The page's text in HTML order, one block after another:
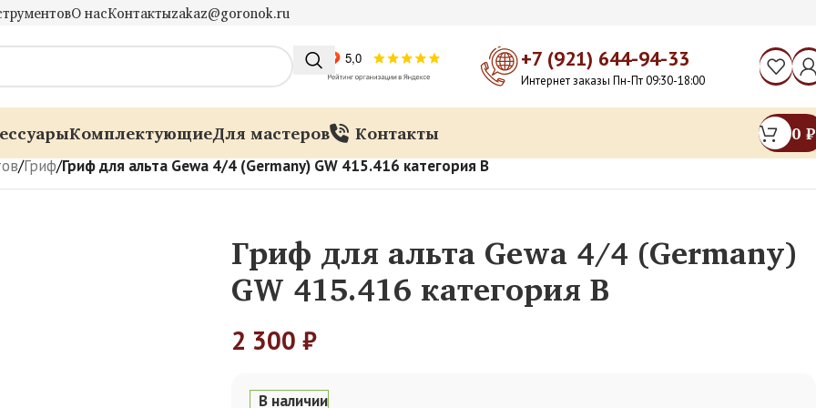
О насКонтактыzakaz@goronok.ru
+7 (921) 644-94-33
Интернет заказы Пн-Пт 09:30-18:00
КомплектующиеДля мастеров Контакты 0 ₽
/Гриф/Гриф для альта Gewa 4/4 (Germany) GW 415.416 категория B
Гриф для альта Gewa 4/4 (Germany)
GW 415.416 категория B
2 300 ₽
В наличии